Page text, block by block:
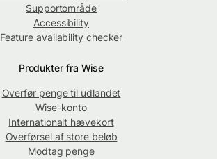
Supportområde
Accessibility
Feature availability checker
Produkter fra Wise
Overfør penge til udlandet
Wise-konto
Internationalt hævekort
Overførsel af store beløb
Modtag penge